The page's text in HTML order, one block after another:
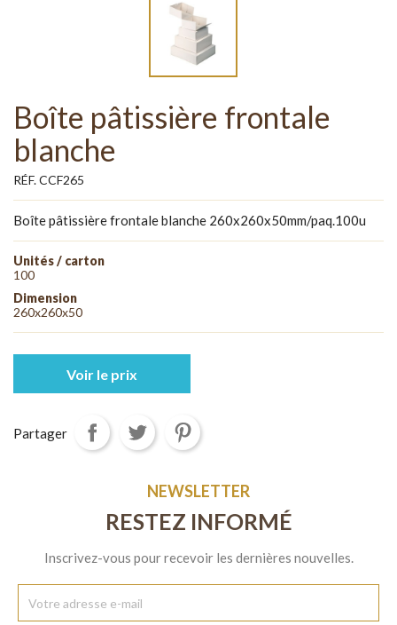
Boîte pâtissière frontale
blanche
RÉF. CCF265
Boîte pâtissière frontale blanche 260x260x50mm/paq.100u
Unités / carton
100
Dimension
260x260x50
Voir le prix
Partager
NEWSLETTER
RESTEZ INFORMÉ
Inscrivez-vous pour recevoir les dernières nouvelles.